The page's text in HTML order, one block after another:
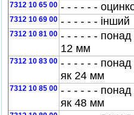
7312 10 65 00 - - - - - -
7312 10 69 00 - - - - - - iнший
7312 10 81 00 - - - - - -
12 мм
7312 10 83 00 - - - - - -
як 24 мм
7312 10 85 00 - - - - - -
як 48 мм